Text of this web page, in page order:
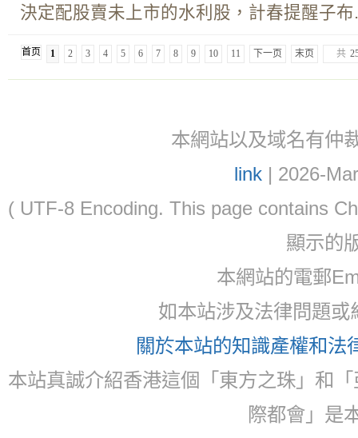
決定配股賣未上市的水利股，計春提醒子布
首页 1 2 3 4 5 6 7 8 9 10 11 下一页 末页 共
本網站以及域名有仲
link| 2026-
( UTF-8 Encoding. This page contains
顯示的
本網站的電郵
如本站涉及法律問題
關於本站的知識產權和法
本站真誠介紹香港這個「東方之珠」和
際都會」是